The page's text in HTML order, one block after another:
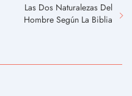
Las Dos Naturalezas Del
Hombre Según La Biblia